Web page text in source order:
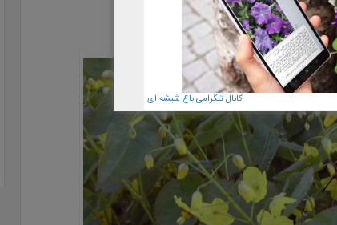
کانال تلگرامی باغ شیشه ای